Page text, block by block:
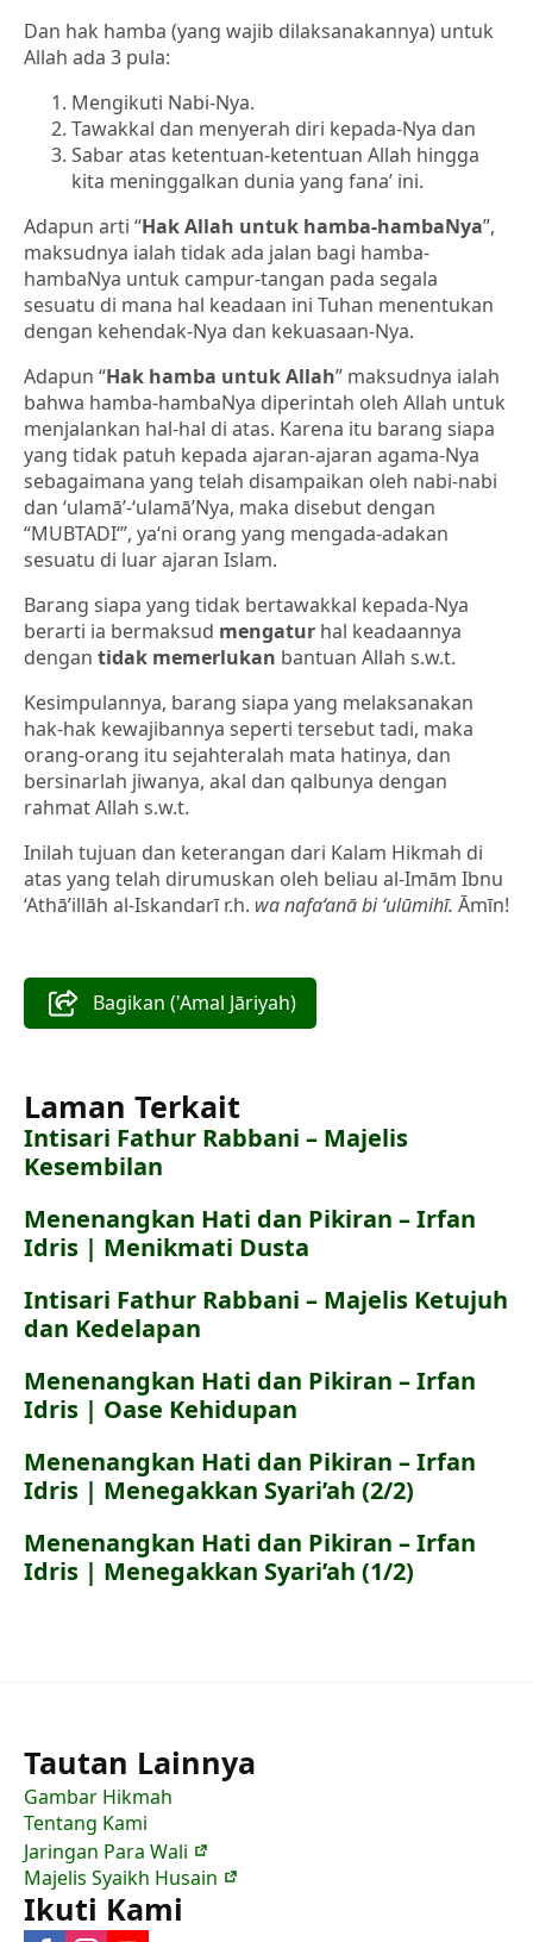
Dan hak hamba (yang wajib dilaksanakannya) untuk
Allah ada 3 pula:
Mengikuti Nabi-Nya.
Tawakkal dan menyerah diri kepada-Nya dan
Sabar atas ketentuan-ketentuan Allah hingga
kita meninggalkan dunia yang fana’ ini.
Adapun arti “Hak Allah untuk hamba-hambaNya”,
maksudnya ialah tidak ada jalan bagi hamba-
hambaNya untuk campur-tangan pada segala
sesuatu di mana hal keadaan ini Tuhan menentukan
dengan kehendak-Nya dan kekuasaan-Nya.
Adapun “Hak hamba untuk Allah” maksudnya ialah
bahwa hamba-hambaNya diperintah oleh Allah untuk
menjalankan hal-hal di atas. Karena itu barang siapa
yang tidak patuh kepada ajaran-ajaran agama-Nya
sebagaimana yang telah disampaikan oleh nabi-nabi
dan ‘ulamā’-‘ulamā’Nya, maka disebut dengan
“MUBTADI‘”, ya‘ni orang yang mengada-adakan
sesuatu di luar ajaran Islam.
Barang siapa yang tidak bertawakkal kepada-Nya
berarti ia bermaksud mengatur hal keadaannya
dengan tidak memerlukan bantuan Allah s.w.t.
Kesimpulannya, barang siapa yang melaksanakan
hak-hak kewajibannya seperti tersebut tadi, maka
orang-orang itu sejahteralah mata hatinya, dan
bersinarlah jiwanya, akal dan qalbunya dengan
rahmat Allah s.w.t.
Inilah tujuan dan keterangan dari Kalam Hikmah di
atas yang telah dirumuskan oleh beliau al-Imām Ibnu
‘Athā’illāh al-Iskandarī r.h. wa nafa‘anā bi ‘ulūmihī. Āmīn!
Bagikan ('Amal Jāriyah)
Laman Terkait
Intisari Fathur Rabbani – Majelis
Kesembilan
Menenangkan Hati dan Pikiran – Irfan
Idris | Menikmati Dusta
Intisari Fathur Rabbani – Majelis Ketujuh
dan Kedelapan
Menenangkan Hati dan Pikiran – Irfan
Idris | Oase Kehidupan
Menenangkan Hati dan Pikiran – Irfan
Idris | Menegakkan Syari’ah (2/2)
Menenangkan Hati dan Pikiran – Irfan
Idris | Menegakkan Syari’ah (1/2)
Tautan Lainnya
Gambar Hikmah
Tentang Kami
Jaringan Para Wali
Majelis Syaikh Husain
Ikuti Kami